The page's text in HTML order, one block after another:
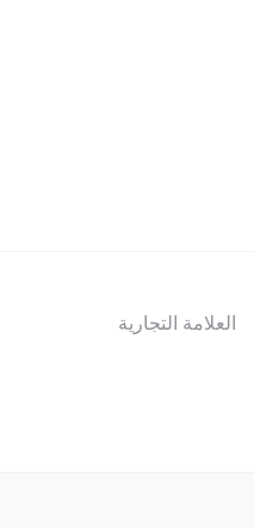
العلامة التجارية